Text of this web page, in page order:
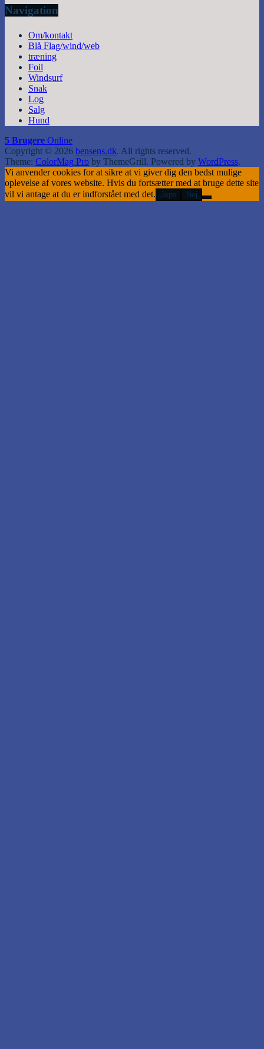
Navigation
Om/kontakt
Blå Flag/wind/web
træning
Foil
Windsurf
Snak
Log
Salg
Hund
5 Brugere Online
Copyright © 2026 bensens.dk. All rights reserved.
Theme: ColorMag Pro by ThemeGrill. Powered by WordPress.
Vi anvender cookies for at sikre at vi giver dig den bedst mulige
oplevelse af vores website. Hvis du fortsætter med at bruge dette site
vil vi antage at du er indforstået med det. Jeps Nej